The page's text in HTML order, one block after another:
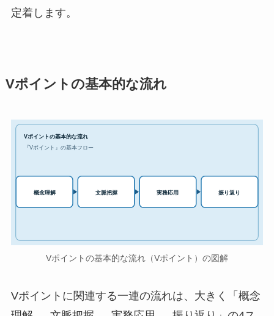
定着します。
Vポイントの基本的な流れ
Vポイントの基本的な流れ
『Vポイント』の基本フロー
概念理解 文脈把握 実務応用 振り返り
Vポイントの基本的な流れ（Vポイント）の図解
Vポイントに関連する一連の流れは、大きく「概念